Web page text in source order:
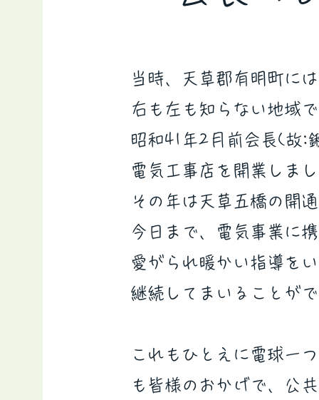
当時、天草郡有明町に
右も左も知らない地域
昭和41年2月前会長(故:
電気工事店を開業しま
その年は天草五橋の開
今日まで、電気事業に
愛がられ暖かい指導を
継続してまいることが
これもひとえに電球一
も皆様のおかげで、公